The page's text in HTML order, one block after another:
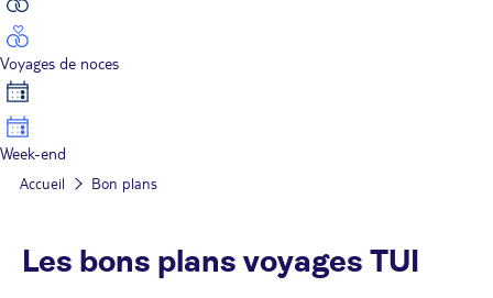
Voyages de noces
Week-end
Accueil Bon plans
Les bons plans voyages TUI